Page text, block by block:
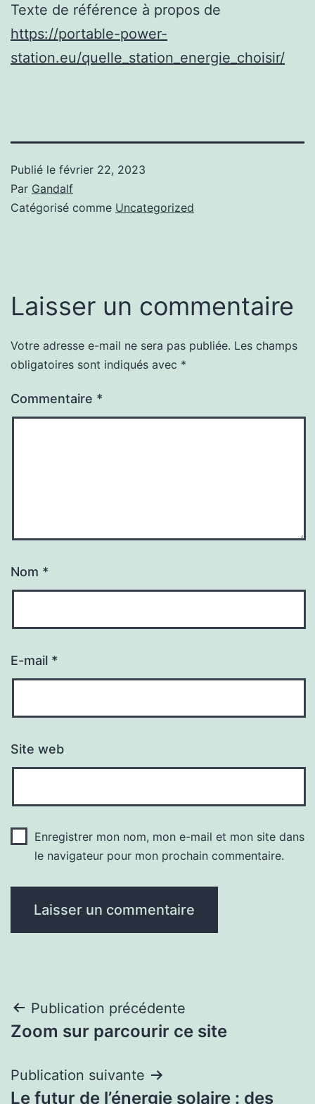
Texte de référence à propos de
https://portable-power-
station.eu/quelle_station_energie_choisir/
Publié le février 22, 2023
Par Gandalf
Catégorisé comme Uncategorized
Laisser un commentaire
Votre adresse e-mail ne sera pas publiée. Les champs
obligatoires sont indiqués avec *
Commentaire *
Nom *
E-mail *
Site web
Enregistrer mon nom, mon e-mail et mon site dans
le navigateur pour mon prochain commentaire.
Navigation
de
l’article
Publication précédente
Zoom sur parcourir ce site
Publication suivante
Le futur de l’énergie solaire : des